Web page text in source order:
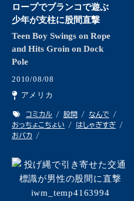
ロープでブランコで遊ぶ
少年が支柱に股間直撃
Teen Boy Swings on Rope
and Hits Groin on Dock
Pole
2010/08/08
アメリカ
コミカル 股間
なんで
おっちょこちょい
はしゃぎすぎ
おバカ